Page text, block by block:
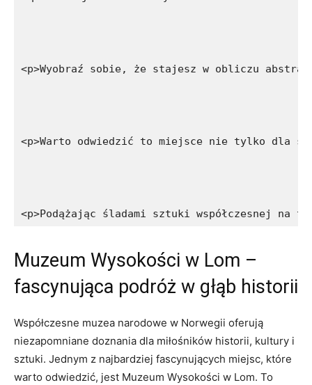
<p>Wyobraź sobie, że stajesz w obliczu
<p>Warto odwiedzić to miejsce nie tylko dla
<p>Podążając śladami sztuki współczesnej na
Muzeum Wysokości w Lom –
fascynująca podróż w głąb ⁣historii
Współczesne‍ muzea ⁤narodowe w Norwegii oferują
niezapomniane‍ doznania dla miłośników historii, ⁣kultury i
sztuki. Jednym ​z najbardziej fascynujących miejsc, które
warto odwiedzić, jest Muzeum⁢ Wysokości w Lom. To